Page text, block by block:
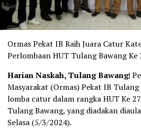
Ormas Pekat IB Raih Juara Catur
Perlombaan HUT Tulang Bawang Ke
Harian Naskah, Tulang Bawang|
Masyarakat (Ormas) Pekat IB
lomba catur dalam rangka HUT Ke
Tulang Bawang, yang diadakan
Selasa (5/3/2024).